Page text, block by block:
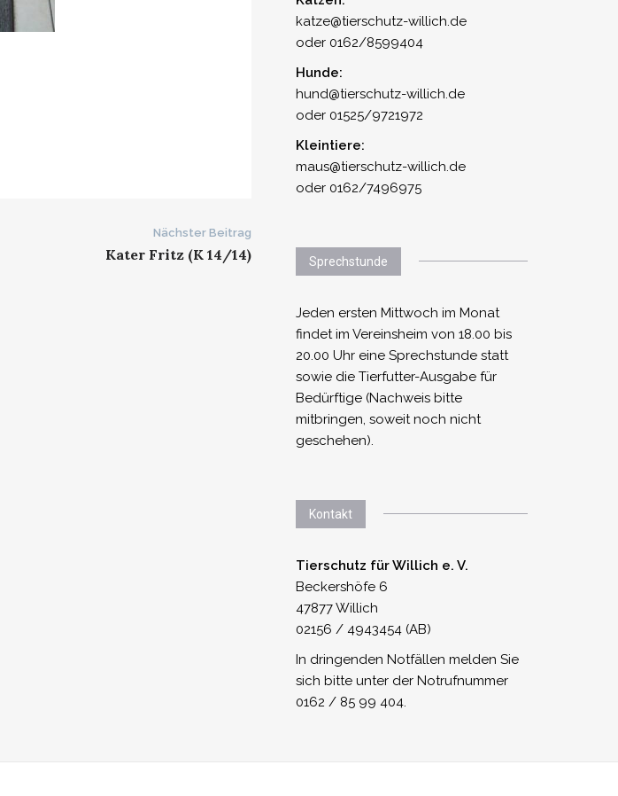
Nächster Beitrag
Kater Fritz (K 14/14)
katze@tierschutz-willich.de
oder 0162/8599404
Hunde:
hund@tierschutz-willich.de
oder 01525/9721972
Kleintiere:
maus@tierschutz-willich.de
oder 0162/7496975
Sprechstunde
Jeden ersten Mittwoch im Monat
findet im Vereinsheim von 18.00 bis
20.00 Uhr eine Sprechstunde statt
sowie die Tierfutter-Ausgabe für
Bedürftige (Nachweis bitte
mitbringen, soweit noch nicht
geschehen).
Kontakt
Tierschutz für Willich e. V.
Beckershöfe 6
47877 Willich
02156 / 4943454 (AB)
In dringenden Notfällen melden Sie
sich bitte unter der Notrufnummer
0162 / 85 99 404.